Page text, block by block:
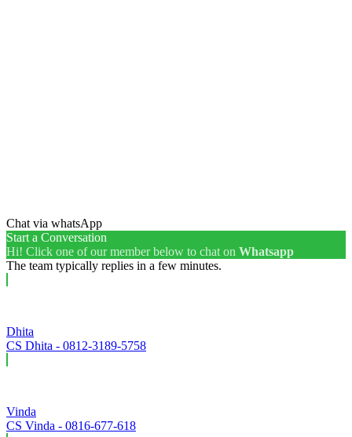
Chat via whatsApp
Start a Conversation
Hi! Click one of our member below to chat on Whatsapp
The team typically replies in a few minutes.
Dhita
CS Dhita - 0812-3189-5758
Vinda
CS Vinda - 0816-677-618